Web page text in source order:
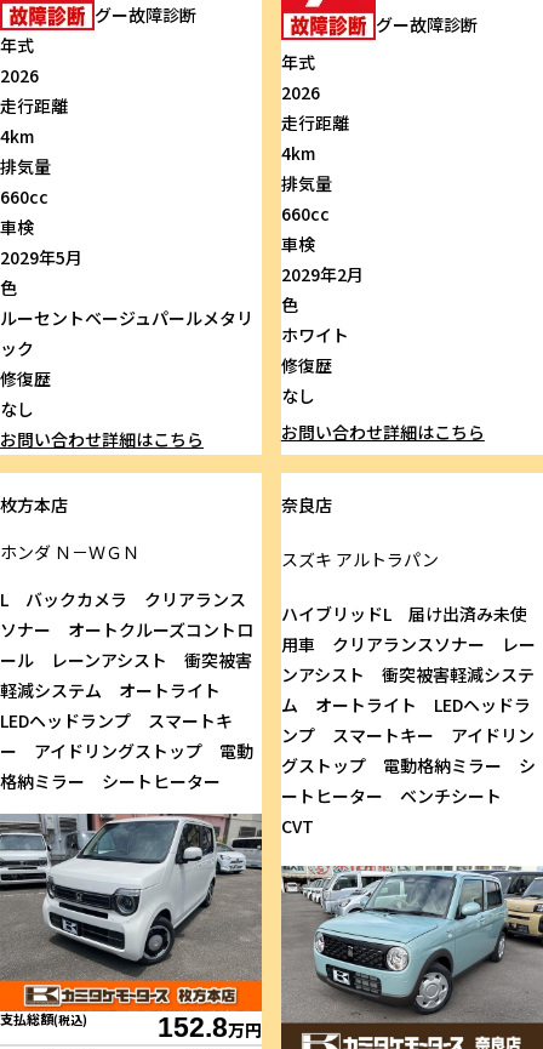
グー故障診断
年式
2026
走行距離
4km
排気量
660cc
車検
2029年5月
色
ルーセントベージュパールメタリ
ック
修復歴
なし
お問い合わせ詳細はこちら
グー故障診断
年式
2026
走行距離
4km
排気量
660cc
車検
2029年2月
色
ホワイト
修復歴
なし
お問い合わせ詳細はこちら
枚方本店
ホンダ Ｎ－ＷＧＮ
L バックカメラ クリアランス
ソナー オートクルーズコントロ
ール レーンアシスト 衝突被害
軽減システム オートライト
LEDヘッドランプ スマートキ
ー アイドリングストップ 電動
格納ミラー シートヒーター
支払総額(税込) 152.8万円
奈良店
スズキ アルトラパン
ハイブリッドL 届け出済み未使
用車 クリアランスソナー レー
ンアシスト 衝突被害軽減システ
ム オートライト LEDヘッドラ
ンプ スマートキー アイドリン
グストップ 電動格納ミラー シ
ートヒーター ベンチシート
CVT